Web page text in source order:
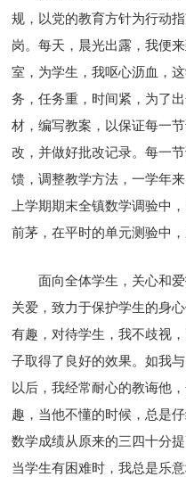
规，以党的教育方针为行动
岗。每天，晨光出露，我便
室，为学生，我呕心沥血，
务，任务重，时间紧，为了
材，编写教案，以保证每一
改，并做好批改记录。每一
馈，调整教学方法，一学年
上学期期末全镇数学调验中
前茅，在平时的单元测验中，
面向全体学生，关心和
关爱，致力于保护学生的身
有趣，对待学生，我不歧视
子取得了良好的效果。如我
以后，我经常耐心的教诲他
趣，当他不懂的时候，总是
数学成绩从原来的三四十分
当学生有困难时，我总是乐意